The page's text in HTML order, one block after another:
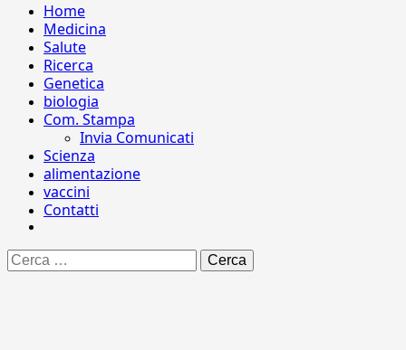
Home
Medicina
Salute
Ricerca
Genetica
biologia
Com. Stampa
Invia Comunicati
Scienza
alimentazione
vaccini
Contatti
Ricerca
per: